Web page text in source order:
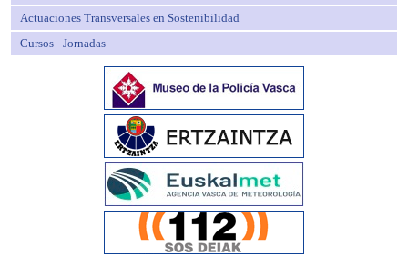
Actuaciones Transversales en Sostenibilidad
Cursos - Jornadas